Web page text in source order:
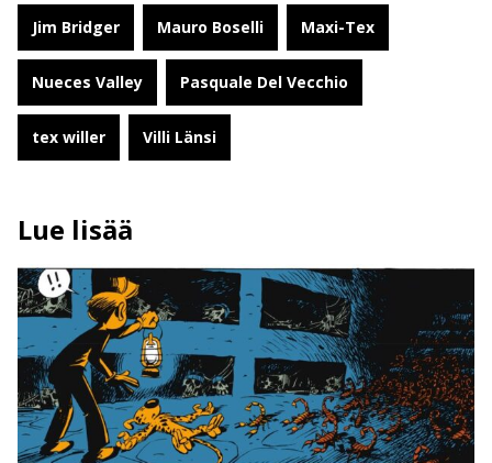
Jim Bridger Mauro Boselli Maxi-Tex
Nueces Valley Pasquale Del Vecchio
tex willer Villi Länsi
Lue lisää